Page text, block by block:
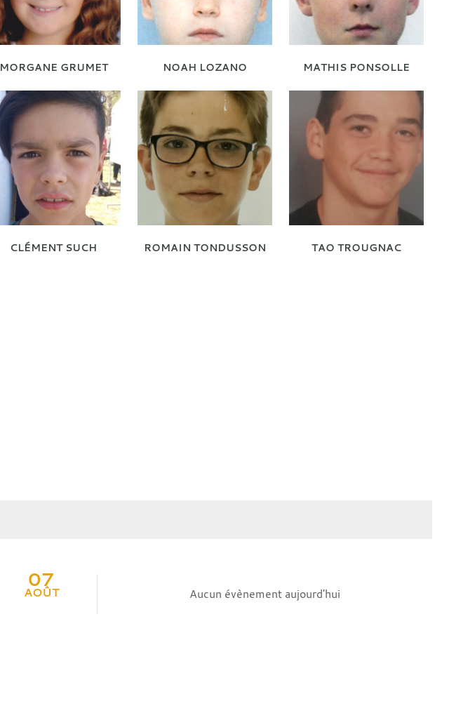
MORGANE GRUMET NOAH LOZANO MATHIS PONSOLLE
CLÉMENT SUCH ROMAIN TONDUSSON TAO TROUGNAC
07
AOÛT Aucun évènement aujourd'hui